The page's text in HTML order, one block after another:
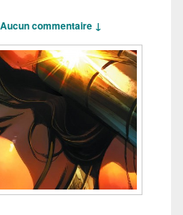
Aucun commentaire ↓